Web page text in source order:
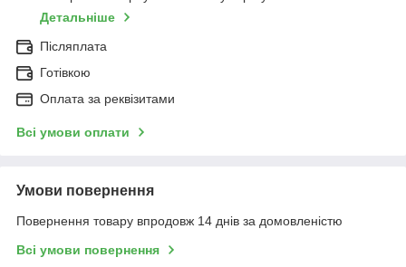
Детальніше
Післяплата
Готівкою
Оплата за реквізитами
Всі умови оплати
Умови повернення
Повернення товару впродовж 14 днів за домовленістю
Всі умови повернення